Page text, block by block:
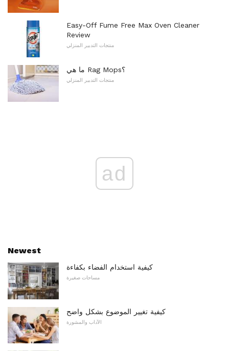
Easy-Off Fume Free Max Oven Cleaner
Review
منتجات التدبير المنزلي
ما هي Rag Mops؟
منتجات التدبير المنزلي
ad
Newest
كيفية استخدام الفضاء بكفاءة
مساحات صغيرة
كيفية تغيير الموضوع بشكل واضح
الآداب والمشورة